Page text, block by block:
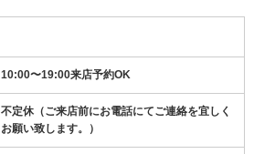
10:00〜19:00来店予約OK
不定休（ご来店前にお電話にてご連絡を宜しく
お願い致します。）